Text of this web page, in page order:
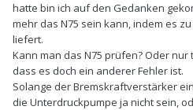
hatte bin ich auf den Gedanken
mehr das N75 sein kann, indem es
liefert.
Kann man das N75 prüfen? Oder
dass es doch ein anderer Fehler ist.
Solange der Bremskraftverstärker
die Unterdruckpumpe ja nicht sein,